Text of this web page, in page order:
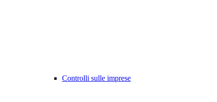
Controlli sulle imprese